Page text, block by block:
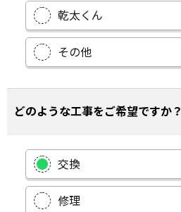
乾太くん
その他
どのような工事をご希望ですか？
交換
修理